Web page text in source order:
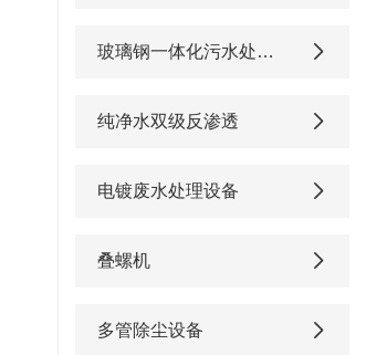
玻璃钢一体化污水处理设备
纯净水双级反渗透
电镀废水处理设备
叠螺机
多管除尘设备